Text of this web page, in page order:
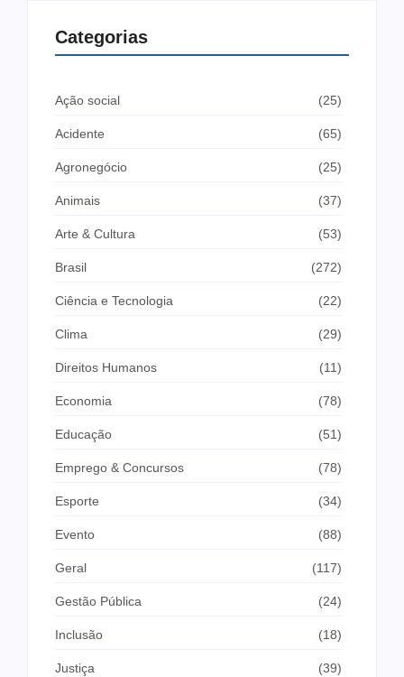
Categorias
Ação social (25)
Acidente (65)
Agronegócio (25)
Animais (37)
Arte & Cultura (53)
Brasil (272)
Ciência e Tecnologia (22)
Clima (29)
Direitos Humanos (11)
Economia (78)
Educação (51)
Emprego & Concursos (78)
Esporte (34)
Evento (88)
Geral (117)
Gestão Pública (24)
Inclusão (18)
Justiça (39)